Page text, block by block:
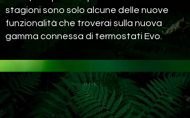
stagioni sono solo alcune delle nuove
funzionalità che troverai sulla nuova
gamma connessa di termostati Evo.